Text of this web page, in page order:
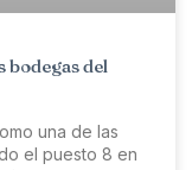
bodegas del
una de las
el puesto 8 en